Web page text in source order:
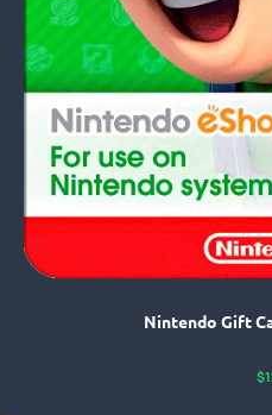
Nintendo Gift
$